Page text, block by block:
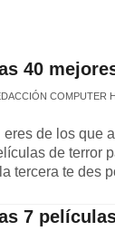
40
COMPUTER
eres de los que
de terror
tercera te des
7